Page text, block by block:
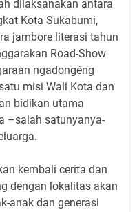
dilaksanakan antara
Kota Sukabumi,
jambore literasi tahun
Road-Show
ngadongéng
misi Wali Kota dan
bidikan utama
–salah satunyanya-
kembali cerita dan
dengan lokalitas akan
anak dan generasi